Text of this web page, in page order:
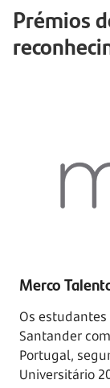
Prémios
Merco
Os
Santander
Portugal,
Universitário